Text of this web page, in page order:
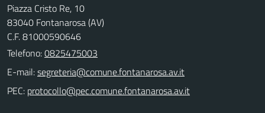
Piazza Cristo Re, 10
83040 Fontanarosa (AV)
C.F. 81000590646
Telefono:0825475003
E-mail:
PEC: